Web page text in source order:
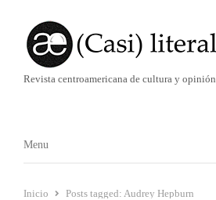
Revista centroamericana de cultura y opinión
Menú
Menu
Inicio Posts tagged: Audrey Hepburn